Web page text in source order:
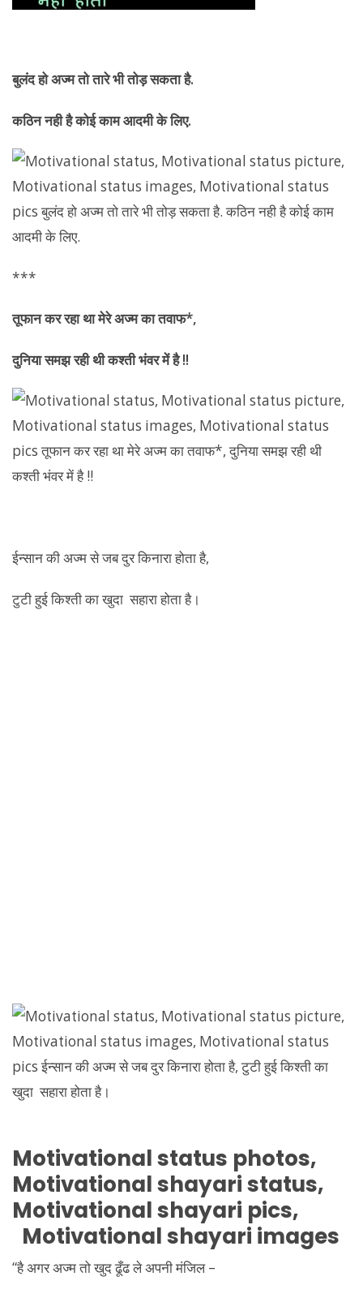
बुलंद हो अज्म तो तारे भी तोड़ सकता है.
कठिन नही है कोई काम आदमी के लिए.
***
तूफान कर रहा था मेरे अज्म का तवाफ*,
दुनिया समझ रही थी कश्ती भंवर में है !!
ईन्सान की अज्म से जब दुर किनारा होता है,
टुटी हुई किश्ती का खुदा सहारा होता है।
Motivationalstatus photos,
Motivationalshayari status,
Motivationalshayari pics,
Motivationalshayari images
“है अगर अज्म तो खुद ढूँढ ले अपनी मंजिल –